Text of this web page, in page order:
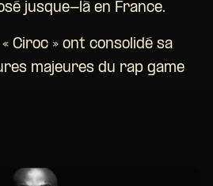
jusque-là en France.
« Ciroc » ont consolidé sa
majeures du rap game